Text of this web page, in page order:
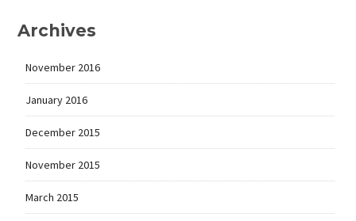
Archives
November 2016
January 2016
December 2015
November 2015
March 2015